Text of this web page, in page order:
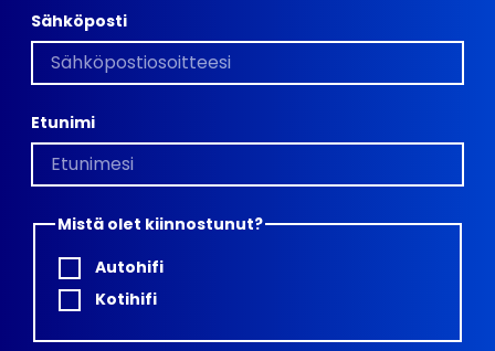
Sähköposti
Etunimi
Mistä olet kiinnostunut?
Autohifi
Kotihifi